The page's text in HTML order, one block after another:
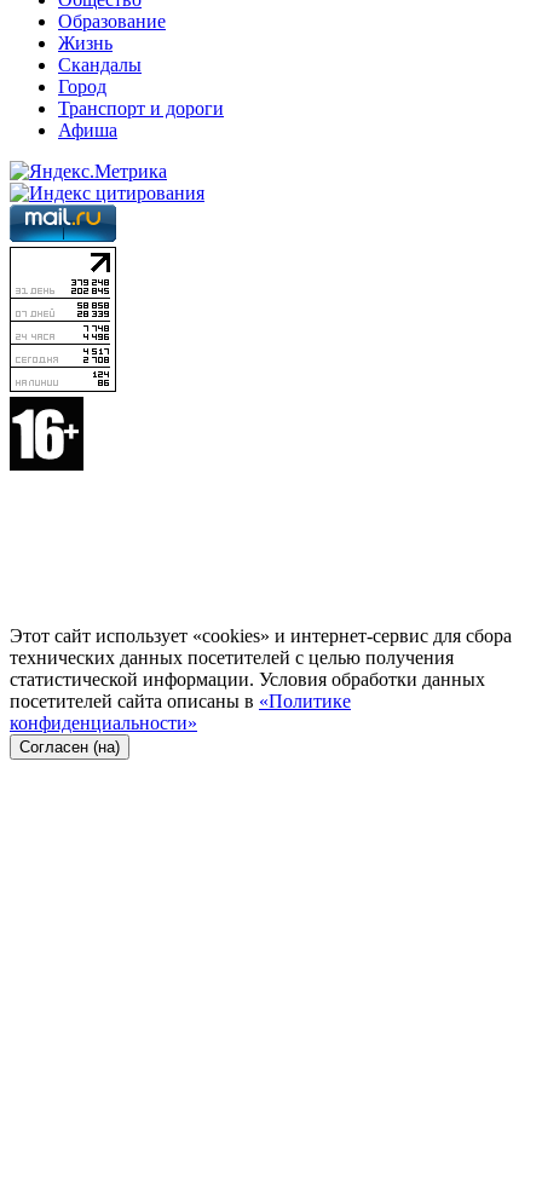
Образование
Жизнь
Скандалы
Город
Транспорт и дороги
Афиша
Этот сайт использует «cookies» и интернет-сервис для сбора
технических данных посетителей с целью получения
статистической информации. Условия обработки данных
посетителей сайта описаны в «Политике
конфиденциальности»
Согласен (на)